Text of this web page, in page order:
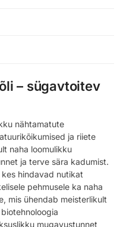
– sügavtoitev
nähtamatute
ja riiete
naha loomulikku
ja terve sära kadumist.
kes hindavad nutikat
pehmusele ka naha
mis ühendab meisterlikult
mugavustunnet